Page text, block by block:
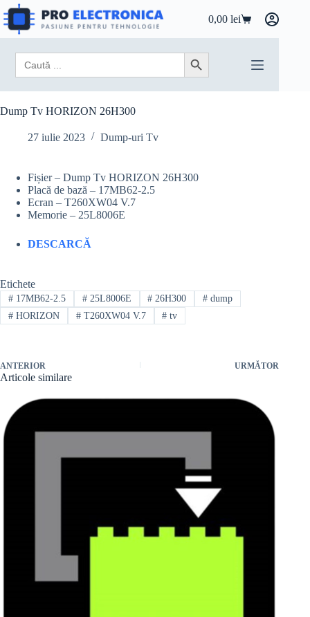
Sari
la
conținut
Coș
de
0,00lei
Search
for:
Search Button
Dump Tv HORIZON 26H300
27 iulie 2023 Dump-uri Tv
Fișier – Dump Tv HORIZON 26H300
Placă de bază – 17MB62-2.5
Ecran – T260XW04 V.7
Memorie – 25L8006E
DESCARCĂ
Etichete
#17MB62-2.5 #25L8006E # 26H300 # dump
#HORIZON #T260XW04 V.7 # tv
ANTERIOR URMĂTOR
Articole similare